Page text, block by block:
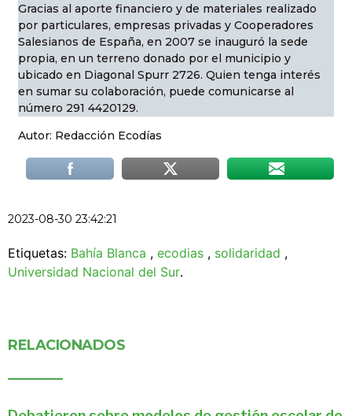
Gracias al aporte financiero y de materiales realizado
por particulares, empresas privadas y Cooperadores
Salesianos de España, en 2007 se inauguró la sede
propia, en un terreno donado por el municipio y
ubicado en Diagonal Spurr 2726. Quien tenga interés
en sumar su colaboración, puede comunicarse al
número 291 4420129.
Autor: Redacción Ecodías
2023-08-30 23:42:21
Etiquetas: Bahía Blanca , ecodias , solidaridad ,
Universidad Nacional del Sur.
RELACIONADOS